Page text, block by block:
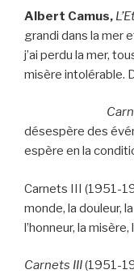
Albert Camus,
grandi dans la mer
j’ai perdu la mer,
misère intolérable.
désespère des
espère en la
Carnets III (1951-
monde, la douleur,
l’honneur, la misère,
Carnets III(1951-